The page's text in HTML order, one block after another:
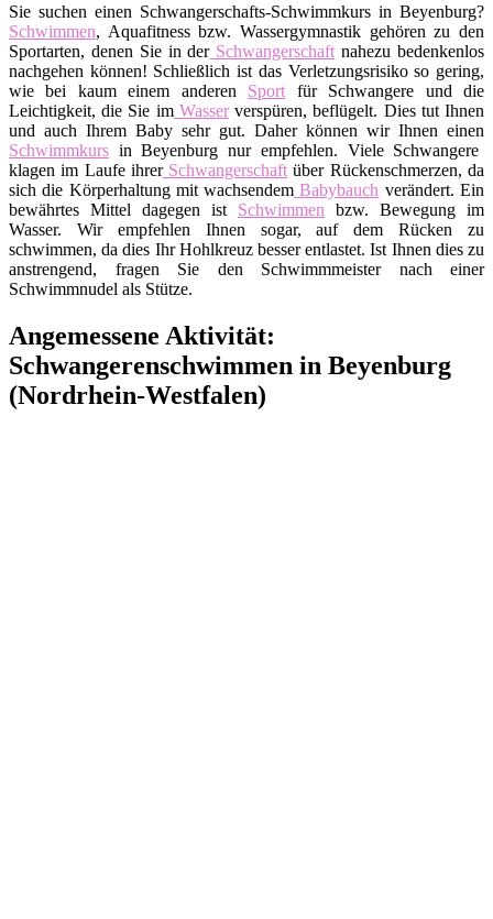
Sie suchen einen Schwangerschafts-Schwimmkurs in Beyenburg?
Schwimmen, Aquafitness bzw. Wassergymnastik gehören zu den
Sportarten, denen Sie in derSchwangerschaft nahezu bedenkenlos
nachgehen können! Schließlich ist das Verletzungsrisiko so gering,
wie bei kaum einem anderen Sport für Schwangere und die
Leichtigkeit, die Sie imWasserverspüren, beflügelt. Dies tut Ihnen
und auch Ihrem Baby sehr gut. Daher können wir Ihnen einen
Schwimmkurs in Beyenburg nur empfehlen. Viele Schwangere
klagen im Laufe ihrerSchwangerschaft über Rückenschmerzen, da
sich die Körperhaltung mit wachsendem Babybauch verändert. Ein
bewährtes Mittel dagegen ist Schwimmen bzw. Bewegung im
Wasser. Wir empfehlen Ihnen sogar, auf dem Rücken zu
schwimmen, da dies Ihr Hohlkreuz besser entlastet. Ist Ihnen dies zu
anstrengend, fragen Sie den Schwimmmeister nach einer
Schwimmnudel als Stütze.
Angemessene Aktivität:
Schwangerenschwimmen in Beyenburg
(Nordrhein-Westfalen)